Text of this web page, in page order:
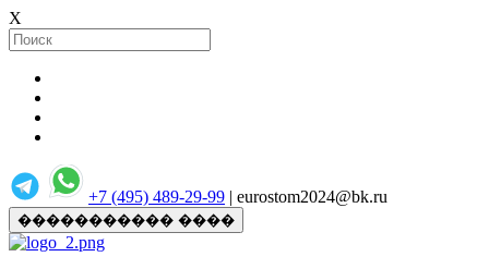
X
+7 (495) 489-29-99 | eurostom2024@bk.ru
����������� ����